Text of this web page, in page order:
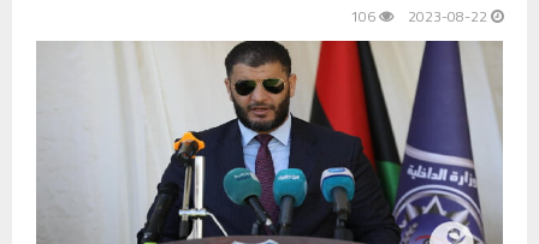
2023-08-22
106